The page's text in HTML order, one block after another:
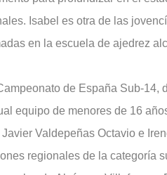
Isabel es otra de las
en la escuela de ajedrez
de España Sub-14,
equipo de menores de 16
Javier Valdepeñas Octavio e
regionales de la categoría